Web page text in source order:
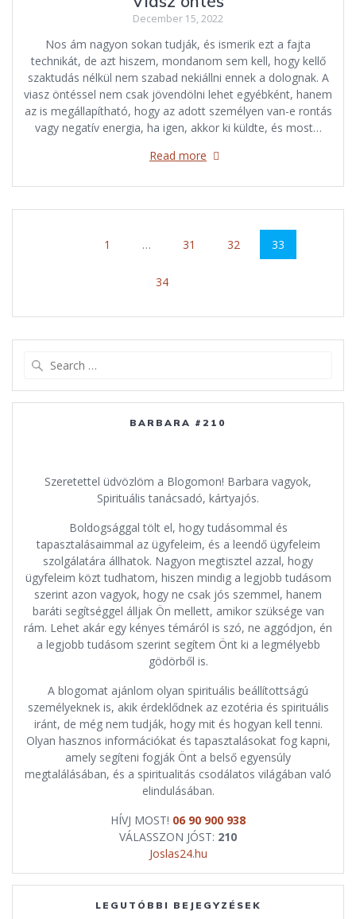
December 15, 2022
Nos ám nagyon sokan tudják, és ismerik ezt a fajta
technikát, de azt hiszem, mondanom sem kell, hogy kellő
szaktudás nélkül nem szabad nekiállni ennek a dolognak. A
viasz öntéssel nem csak jövendölni lehet egyébként, hanem
az is megállapítható, hogy az adott személyen van-e rontás
vagy negatív energia, ha igen, akkor ki küldte, és most…
Read more
navigation
Page
1 … Page
31 Page
32 Page
33
Page
34
BARBARA #210
Szeretettel üdvözlöm a Blogomon! Barbara vagyok,
Spirituális tanácsadó, kártyajós.
Boldogsággal tölt el, hogy tudásommal és
tapasztalásaimmal az ügyfeleim, és a leendő ügyfeleim
szolgálatára állhatok. Nagyon megtisztel azzal, hogy
ügyfeleim közt tudhatom, hiszen mindig a legjobb tudásom
szerint azon vagyok, hogy ne csak jós szemmel, hanem
baráti segítséggel álljak Ön mellett, amikor szüksége van
rám. Lehet akár egy kényes témáról is szó, ne aggódjon, én
a legjobb tudásom szerint segítem Önt ki a legmélyebb
gödörből is.
A blogomat ajánlom olyan spirituális beállítottságú
személyeknek is, akik érdeklődnek az ezotéria és spirituális
iránt, de még nem tudják, hogy mit és hogyan kell tenni.
Olyan hasznos információkat és tapasztalásokat fog kapni,
amely segíteni fogják Önt a belső egyensúly
megtalálásában, és a spiritualitás csodálatos világában való
elindulásában.
HÍVJ MOST! 06 90 900 938
VÁLASSZON JÓST: 210
Joslas24.hu
LEGUTÓBBI BEJEGYZÉSEK